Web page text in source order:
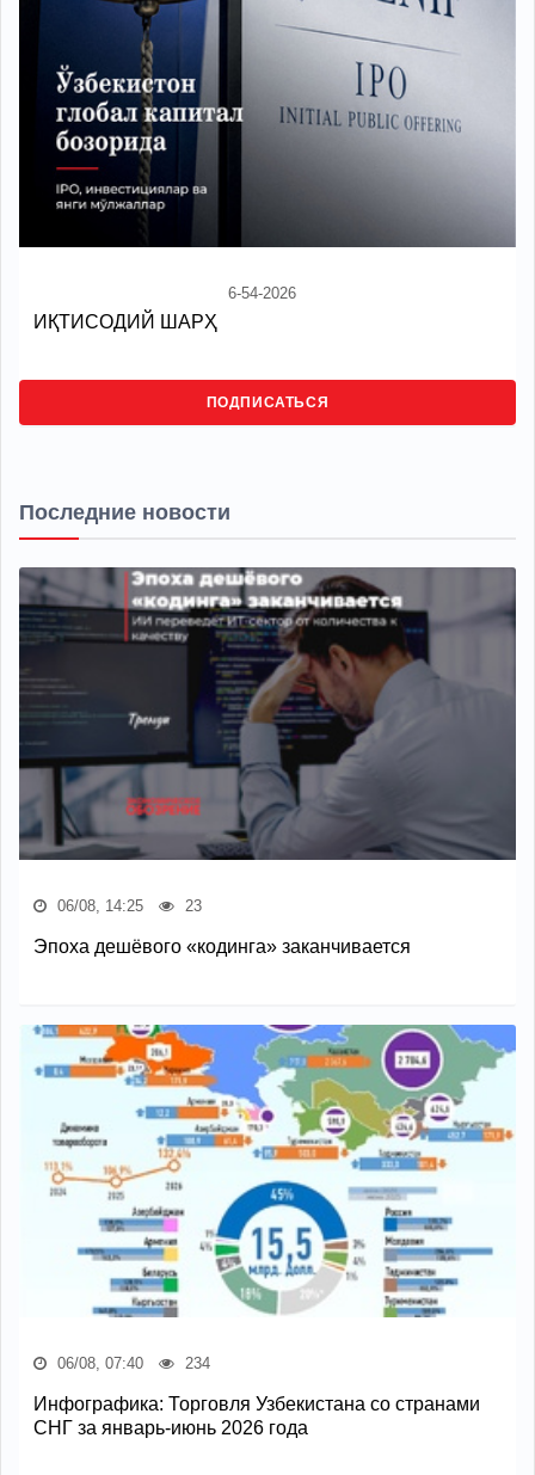
6-54-2026
ИҚТИСОДИЙ ШАРҲ
ПОДПИСАТЬСЯ
Последние новости
06/08, 14:25 23
Эпоха дешёвого «кодинга» заканчивается
06/08, 07:40 234
Инфографика: Торговля Узбекистана со странами
СНГ за январь-июнь 2026 года